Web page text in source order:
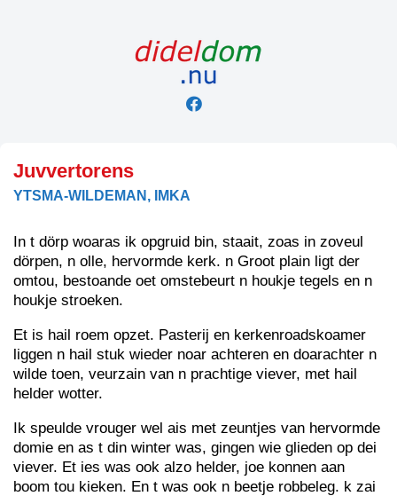
Juvvertorens
YTSMA-WILDEMAN, IMKA
In t dörp woaras ik opgruid bin, staait, zoas in zoveul
dörpen, n olle, hervormde kerk. n Groot plain ligt der
omtou, bestoande oet omstebeurt n houkje tegels en n
houkje stroeken.
Et is hail roem opzet. Pasterij en kerkenroadskoamer
liggen n hail stuk wieder noar achteren en doarachter n
wilde toen, veurzain van n prachtige viever, met hail
helder wotter.
Ik speulde vrouger wel ais met zeuntjes van hervormde
domie en as t din winter was, gingen wie glieden op dei
viever. Et ies was ook alzo helder, joe konnen aan
boom tou kieken. En t was ook n beetje robbeleg. k zai